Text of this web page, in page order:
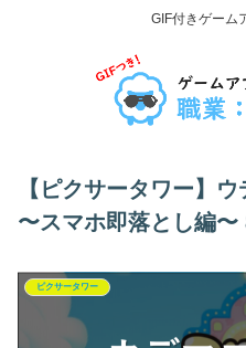
GIF付きゲーム
【ピクサータワー】
〜スマホ即落とし編〜
ピクサータワー